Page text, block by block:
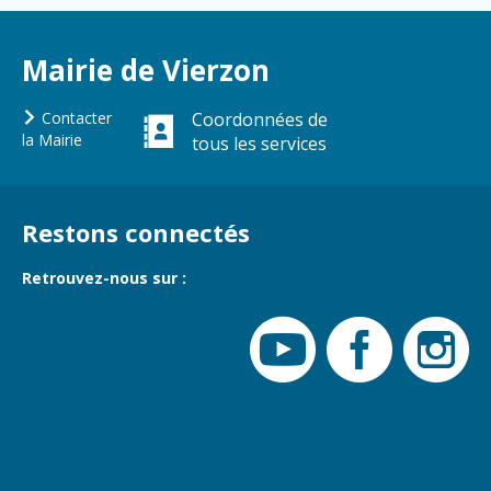
Refuge canin
Marchés
Économie et
commerce
Réseau de
Mairie de Vierzon
Contacter
la Mairie
Coordonnées de
tous les services
Restons connectés
Retrouvez-nous sur :